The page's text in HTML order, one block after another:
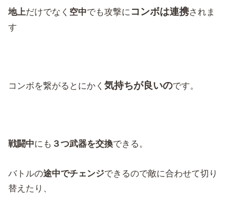
地上だけでなく 空中でも攻撃に コンボは連携されま
す
コンボを繋がるとにかく気持ちが良いのです。
戦闘中にも ３つ武器を交換できる。
バトルの途中でチェンジできるので敵に合わせて切り
替えたり、